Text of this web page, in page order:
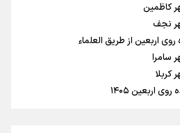
کاظمین
نجف
اربعین از طریق العلماء
سامرا
اربعین ۱۴۰۵